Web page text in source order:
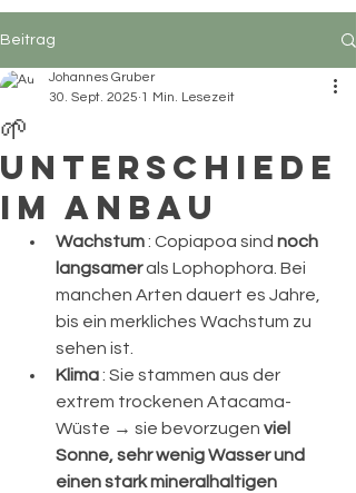
Beitrag
🌱
Unterschiede
im Anbau
Johannes Gruber
30. Sept. 2025 1 Min. Lesezeit
Wachstum : Copiapoa sind noch
langsamer als Lophophora. Bei
manchen Arten dauert es Jahre,
bis ein merkliches Wachstum zu
sehen ist.
Klima : Sie stammen aus der
extrem trockenen Atacama-
Wüste → sie bevorzugen viel
Sonne, sehr wenig Wasser und
einen stark mineralhaltigen